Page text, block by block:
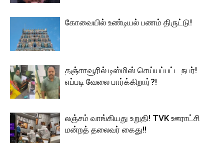
கோவையில் உண்டியல் பணம் திருட்டு!
தஞ்சாவூரில் டிஸ்மிஸ் செய்யப்பட்ட நபர்!
எப்படி வேலை பார்க்கிறார்?!
லஞ்சம் வாங்கியது உறுதி! TVK ஊராட்சி
மன்றத் தலைவர் கைது!!